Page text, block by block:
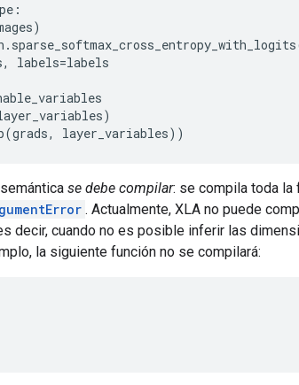
:
)
. sparse_softmax_cross_entropy_with_logits
, labels=labels
)
(grads, layer_variables))
se debe compilar: se compila toda la
. Actualmente, XLA no puede
decir, cuando no es posible inferir las
la siguiente función no se compilará: